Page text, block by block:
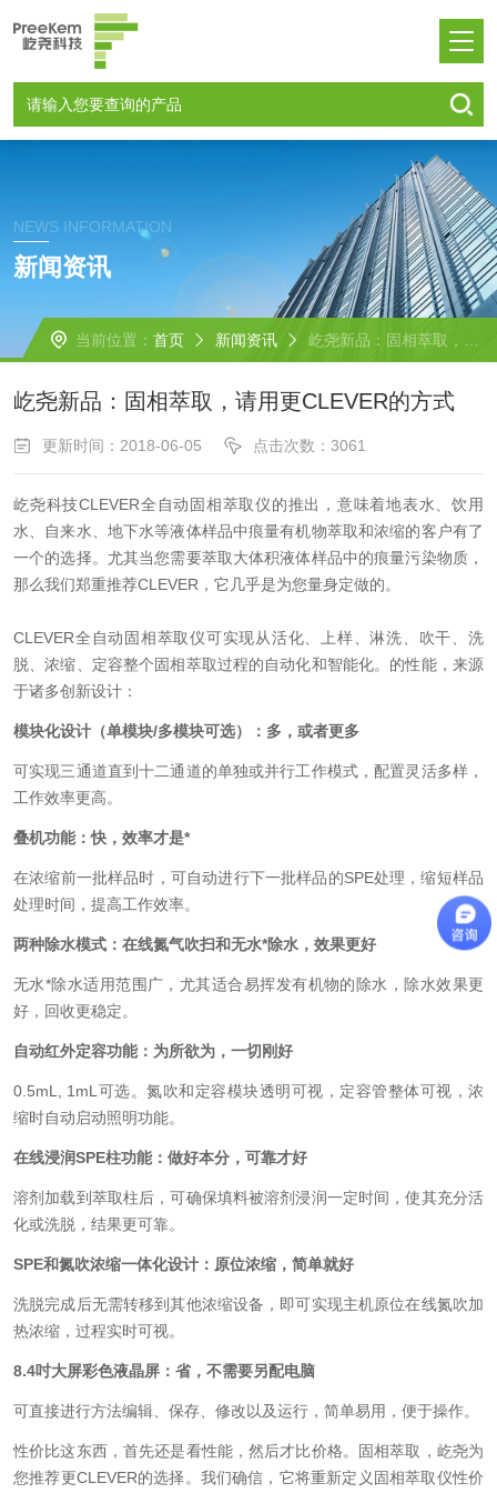
NEWS INFORMATION
新闻资讯
当前位置： 首页 新闻资讯 屹尧新品：固相萃取，请用更CLEVER的方式
屹尧新品：固相萃取，请用更CLEVER的方式
更新时间：2018-06-05 点击次数：3061
屹尧科技CLEVER全自动固相萃取仪的推出，意味着地表水、饮用
水、自来水、地下水等液体样品中痕量有机物萃取和浓缩的客户有了
一个的选择。尤其当您需要萃取大体积液体样品中的痕量污染物质，
那么我们郑重推荐CLEVER，它几乎是为您量身定做的。
CLEVER全自动固相萃取仪可实现从活化、上样、淋洗、吹干、洗
脱、浓缩、定容整个固相萃取过程的自动化和智能化。的性能，来源
于诸多创新设计：
模块化设计（单模块/多模块可选）：多，或者更多
可实现三通道直到十二通道的单独或并行工作模式，配置灵活多样，
工作效率更高。
叠机功能：快，效率才是*
在浓缩前一批样品时，可自动进行下一批样品的SPE处理，缩短样品
处理时间，提高工作效率。
两种除水模式：在线氮气吹扫和无水*除水，效果更好
无水*除水适用范围广，尤其适合易挥发有机物的除水，除水效果更
好，回收更稳定。
自动红外定容功能：为所欲为，一切刚好
0.5mL, 1mL可选。氮吹和定容模块透明可视，定容管整体可视，浓
缩时自动启动照明功能。
在线浸润SPE柱功能：做好本分，可靠才好
溶剂加载到萃取柱后，可确保填料被溶剂浸润一定时间，使其充分活
化或洗脱，结果更可靠。
SPE和氮吹浓缩一体化设计：原位浓缩，简单就好
洗脱完成后无需转移到其他浓缩设备，即可实现主机原位在线氮吹加
热浓缩，过程实时可视。
8.4吋大屏彩色液晶屏：省，不需要另配电脑
可直接进行方法编辑、保存、修改以及运行，简单易用，便于操作。
性价比这东西，首先还是看性能，然后才比价格。固相萃取，屹尧为
您推荐更CLEVER的选择。我们确信，它将重新定义固相萃取仪性价